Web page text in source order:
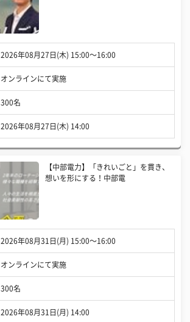
2026年08月27日(木) 15:00〜16:00
オンラインにて実施
300名
2026年08月27日(木) 14:00
【中部電力】「きれいごと」を貫き、
想いを形にする！中部電
2026年08月31日(月) 15:00〜16:00
オンラインにて実施
300名
2026年08月31日(月) 14:00